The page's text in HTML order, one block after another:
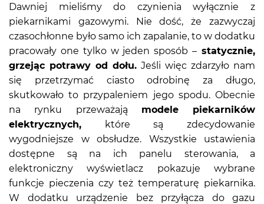
Dawniej mieliśmy do czynienia wyłącznie z
piekarnikami gazowymi. Nie dość, że zazwyczaj
czasochłonne było samo ich zapalanie, to w dodatku
pracowały one tylko w jeden sposób – statycznie,
grzejąc potrawy od dołu. Jeśli więc zdarzyło nam
się przetrzymać ciasto odrobinę za długo,
skutkowało to przypaleniem jego spodu. Obecnie
na rynku przeważają modele piekarników
elektrycznych, które są zdecydowanie
wygodniejsze w obsłudze. Wszystkie ustawienia
dostępne są na ich panelu sterowania, a
elektroniczny wyświetlacz pokazuje wybrane
funkcje pieczenia czy też temperaturę piekarnika.
W dodatku urządzenie bez przyłącza do gazu